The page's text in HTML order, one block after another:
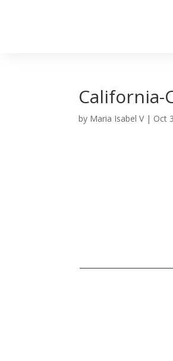
California-
by Maria Isabel V| Oct